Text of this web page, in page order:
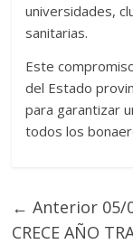
universidades,
sanitarias.
Este
del Estado
para garantizar
todos los
← Anterior 05/
CRECE AÑO